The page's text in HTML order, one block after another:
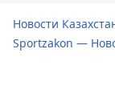
Новости
Sportzakon —